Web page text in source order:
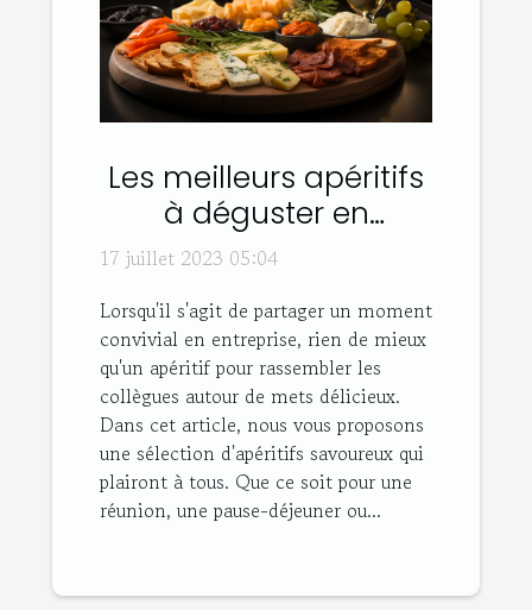
Les meilleurs apéritifs
à déguster en
entreprise
17 juillet 2023 05:04
Lorsqu'il s'agit de partager un moment
convivial en entreprise, rien de mieux
qu'un apéritif pour rassembler les
collègues autour de mets délicieux.
Dans cet article, nous vous proposons
une sélection d'apéritifs savoureux qui
plairont à tous. Que ce soit pour une
réunion, une pause-déjeuner ou...